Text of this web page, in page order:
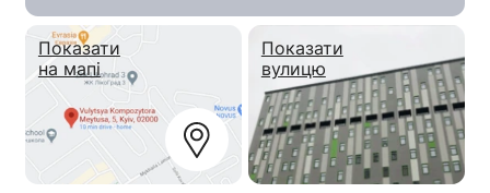
Показати
на мапі
Показати
вулицю